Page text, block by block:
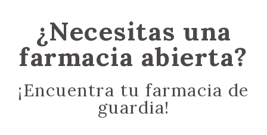
¿Necesitas una
farmacia abierta?
¡Encuentra tu farmacia de
guardia!